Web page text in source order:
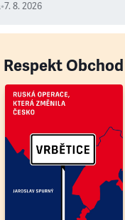
•7. 8. 2026
Respekt Obchod